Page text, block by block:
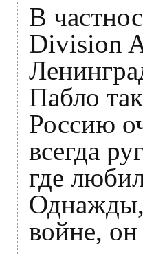
В
Division
Пабло
Россию
всегда
где
Однажды,
войне,